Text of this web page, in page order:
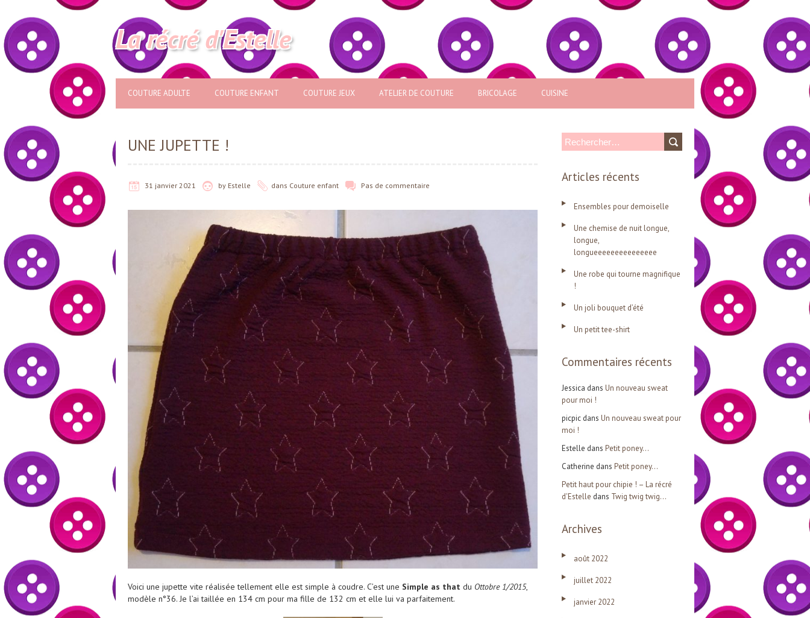
La récré d'Estelle
COUTURE ADULTE COUTURE ENFANT COUTURE JEUX ATELIER DE COUTURE BRICOLAGE CUISINE
UNE JUPETTE !
31 janvier 2021 by Estelle dans Couture enfant Pas de commentaire
Voici une jupette vite réalisée tellement elle est simple à coudre. C’est une Simple as that du Ottobre 1/2015,
modèle n°36. Je l’ai taillée en 134 cm pour ma fille de 132 cm et elle lui va parfaitement.
c
h
r
Articles récents
Ensembles pour demoiselle
Une chemise de nuit longue,
longue,
longueeeeeeeeeeeeeee
Une robe qui tourne magnifique
!
Un joli bouquet d’été
Un petit tee-shirt
Commentaires récents
Jessica dans Un nouveau sweat
pour moi !
picpic dans Un nouveau sweat pour
moi !
Estelle dans Petit poney…
Catherine dans Petit poney…
Petit haut pour chipie ! – La récré
d'Estelle dans Twig twig twig…
Archives
août 2022
juillet 2022
janvier 2022